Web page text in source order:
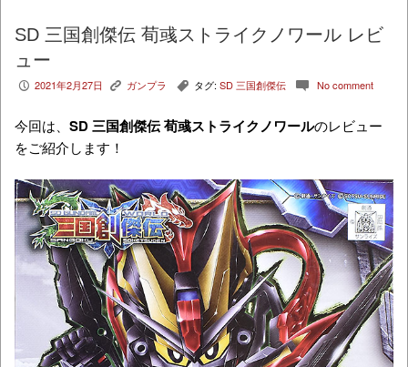
SD 三国創傑伝 荀彧ストライクノワール レビ
ュー
P 2021年2月27日 K ガンプラ , タグ: SD 三国創傑伝 c No comment
今回は、 SD 三国創傑伝 荀彧ストライクノワールのレビュー
をご紹介します！